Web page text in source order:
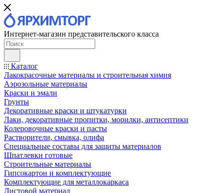
Интернет-магазин представительского класса
Каталог
Лакокрасочные материалы и строительная химия
Аэрозольные материалы
Краски и эмали
Грунты
Декоративные краски и штукатурки
Лаки, декоративные пропитки, морилки, антисептики
Колеровочные краски и пасты
Растворители, смывка, олифа
Специальные составы для защиты материалов
Шпатлевки готовые
Строительные материалы
Гипсокартон и комплектующие
Комплектующие для металлокаркаса
Листовой материал